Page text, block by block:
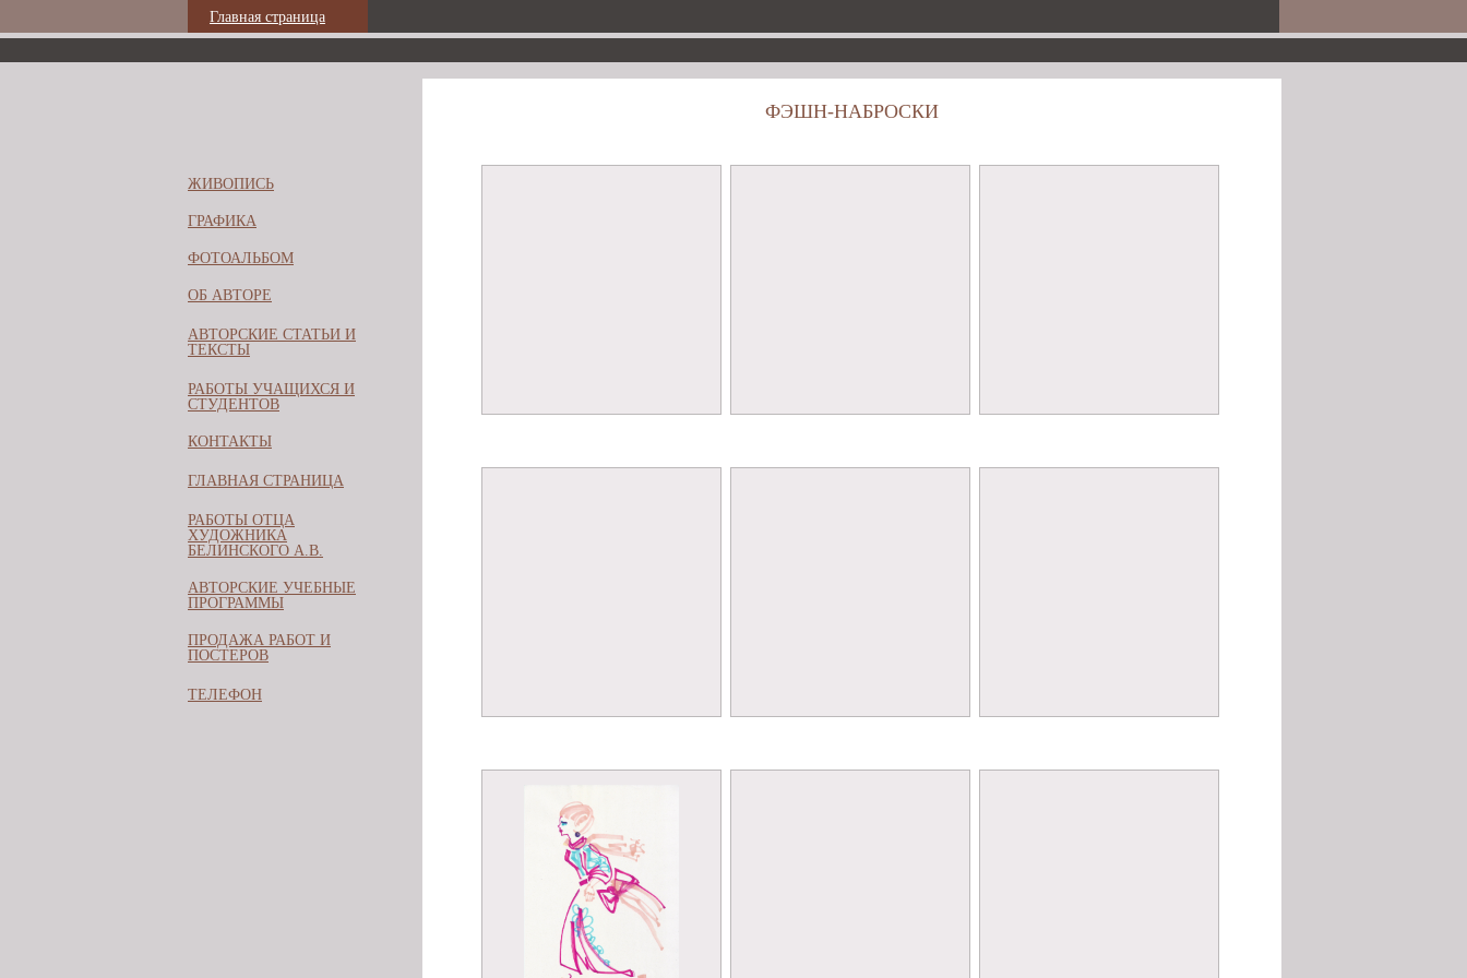
Главная страница
ЖИВОПИСЬ
ГРАФИКА
ФОТОАЛЬБОМ
ОБ АВТОРЕ
АВТОРСКИЕ СТАТЬИ И
ТЕКСТЫ
РАБОТЫ УЧАЩИХСЯ И
СТУДЕНТОВ
КОНТАКТЫ
ГЛАВНАЯ СТРАНИЦА
РАБОТЫ ОТЦА
ХУДОЖНИКА
БЕЛИНСКОГО А.В.
АВТОРСКИЕ УЧЕБНЫЕ
ПРОГРАММЫ
ПРОДАЖА РАБОТ И
ПОСТЕРОВ
ТЕЛЕФОН
ФЭШН-НАБРОСКИ